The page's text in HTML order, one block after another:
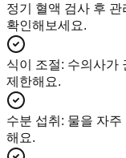
정기 혈액 검사 후
확인해보세요.
식이 조절: 수의사가
제한해요.
수분 섭취 : 물을 자주
해요.